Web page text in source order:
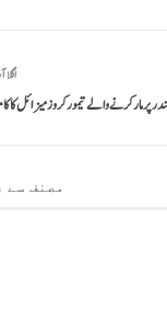
اگلا
پر مار کرنے والے تیمور کروز میزائل کا
مصنف سے